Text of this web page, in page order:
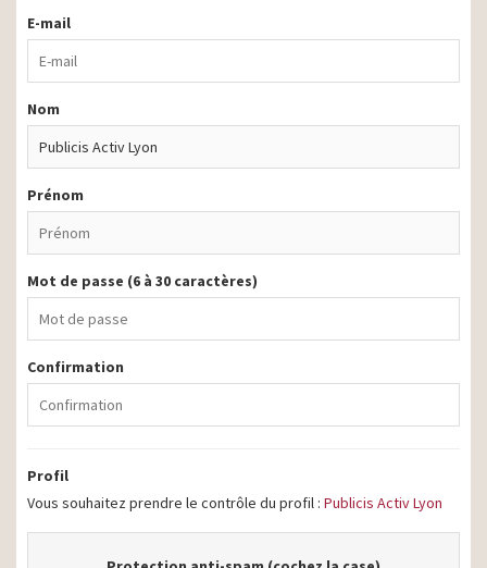
E-mail
Nom
Prénom
Mot de passe (6 à 30 caractères)
Confirmation
Profil
Vous souhaitez prendre le contrôle du profil : Publicis Activ Lyon